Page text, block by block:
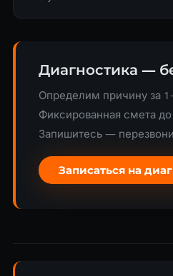
Диагностика —
Определим причину за
Фиксированная смета до
Запишитесь —
Записаться на